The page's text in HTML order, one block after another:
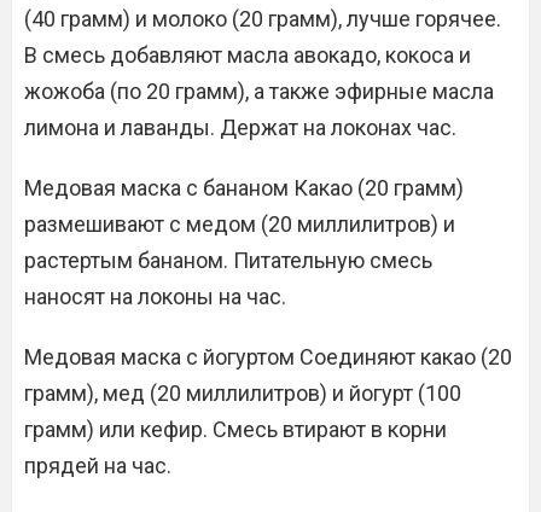
(40 грамм) и молоко (20 грамм), лучше горячее.
В смесь добавляют масла авокадо, кокоса и
жожоба (по 20 грамм), а также эфирные масла
лимона и лаванды. Держат на локонах час.
Медовая маска с бананом Какао (20 грамм)
размешивают с медом (20 миллилитров) и
растертым бананом. Питательную смесь
наносят на локоны на час.
Медовая маска с йогуртом Соединяют какао (20
грамм), мед (20 миллилитров) и йогурт (100
грамм) или кефир. Смесь втирают в корни
прядей на час.